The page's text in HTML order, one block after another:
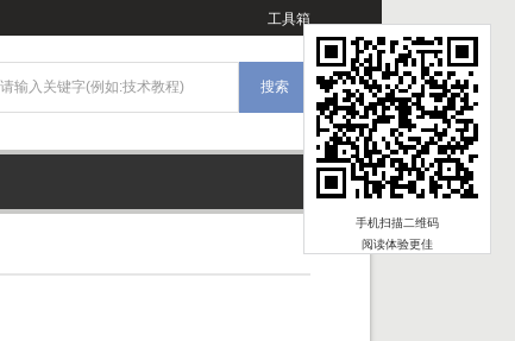
工具箱
手机扫描二维码
阅读体验更佳